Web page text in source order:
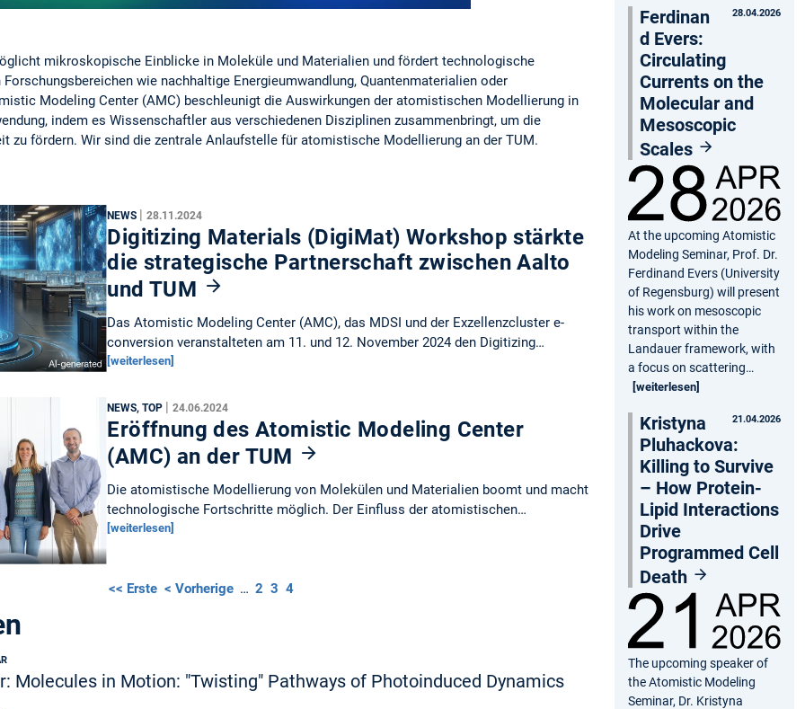
mikroskopische Einblicke in Moleküle und Materialien und fördert technologische
wie nachhaltige Energieumwandlung, Quantenmaterialien oder
Modeling Center (AMC) beschleunigt die Auswirkungen der atomistischen Modellierung in
indem es Wissenschaftler aus verschiedenen Disziplinen zusammenbringt, um die
zu fördern. Wir sind die zentrale Anlaufstelle für atomistische Modellierung an der TUM.
NEWS |28.11.2024
Digitizing Materials (DigiMat) Workshop stärkte
die strategische Partnerschaft zwischen Aalto
und TUM
Das Atomistic Modeling Center (AMC), das MDSI und der Exzellenzcluster e-
conversion veranstalteten am 11. und 12. November 2024 den Digitizing…
[weiterlesen]
NEWS, TOP |24.06.2024
Eröffnung des Atomistic Modeling Center
(AMC) an der TUM
Die atomistische Modellierung von Molekülen und Materialien boomt und macht
technologische Fortschritte möglich. Der Einfluss der atomistischen…
[weiterlesen]
<< Erste < Vorherige … 2 3 4
Molecules in Motion: "Twisting" Pathways of Photoinduced Dynamics
28.04.2026
Ferdinan
d Evers:
Circulating
Currents on the
Molecular and
Mesoscopic
Scales
At the upcoming Atomistic
Modeling Seminar, Prof. Dr.
Ferdinand Evers (University
of Regensburg) will present
his work on mesoscopic
transport within the
Landauer framework, with
a focus on scattering…
[weiterlesen]
21.04.2026
Kristyna
Pluhackova:
Killing to Survive
– How Protein-
Lipid Interactions
Drive
Programmed Cell
Death
The upcoming speaker of
the Atomistic Modeling
Seminar, Dr. Kristyna